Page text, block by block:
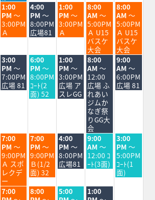
水
曜
日,
8
月
2026
1:00
PM ～
3:00PM
Ａ
木
曜
日,
8
月
2026
4:00
PM ～
8:00PM
広場81
金
曜
日,
8
月
2026
1:00
PM ～
3:00PM
Ａ
土
曜
日,
8
月
29th
2026
8:00
AM ～
5:00PM
Ａ U15
バスケ
大会
日
曜
日,
8
月
30th
2026
8:00
AM ～
5:00PM
Ａ U15
バスケ
大会
水
曜
日,
8
月
3:00
PM ～
7:00PM
広場 81
木
曜
日,
8
月
27th
6:00
PM ～
8:00PM
ｺｰﾄ(2
面) 52
金
曜
日,
8
月
28th
1:00
PM ～
3:00PM
広場 ア
スレGG
土
曜
日,
8
月
29th
2026
8:00
AM ～
12:00
広場 ふ
れあい
ジムか
なぎ祭
りGG大
会
日
曜
日,
8
月
9:00
AM ～
6:00PM
広場 81
水
曜
日,
8
月
26th
2026
7:00
PM ～
9:00PM
Ａ スポ
レクデ
ー
木
曜
日,
8
月
27th
2026
7:00
PM ～
9:00PM
Ｂ(1/2
面) 32
金
曜
日,
8
月
2026
4:00
PM ～
8:00PM
広場81
土
曜
日,
8
月
2026
9:00
AM ～
12:00 ｺ
ｰﾄ(3面)
日
曜
日,
8
月
30th
3:00
PM ～
5:00PM
ｺｰﾄ(1
面)
水
7:00
木
8:00
金
5:00
土
1:00